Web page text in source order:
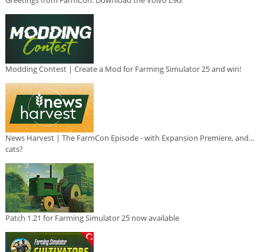
Modding Contest | Create a Mod for Farming Simulator 25 and win!
News Harvest | The FarmCon Episode - with Expansion Premiere, and...
cats?
Patch 1.21 for Farming Simulator 25 now available